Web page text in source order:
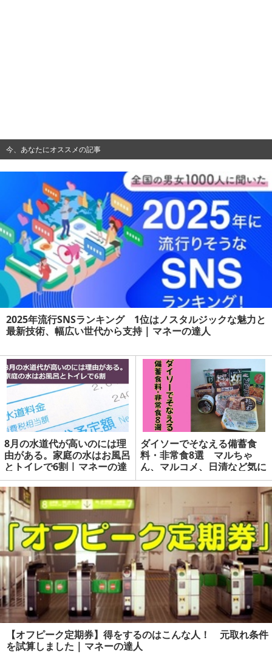
今、あなたにオススメの記事
2025年流行SNSランキング 1位はノスタルジックな魅力と
最新技術、幅広い世代から支持 | マネーの達人
8月の水道代が高いのには理
由がある。家庭の水はお風呂
とトイレで6割 | マネーの達
人
ダイソーでそなえる備蓄食
料・非常食8選 マルちゃ
ん、マルコメ、日清など気に
なる賞味期限と生産地、実食
体験を紹介 | マネーの達人
【オフピーク定期券】得をするのはこんな人！ 元取れ条件
を試算しました | マネーの達人